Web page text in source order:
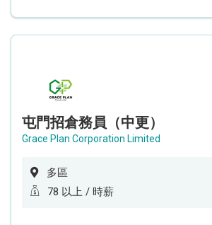
屯門招倉務員（中更）
Grace Plan Corporation Limited
多區
78 以上 / 時薪